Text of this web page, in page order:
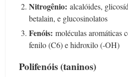
Nitrogênio: alcalóides,
betalain, e glucosinolatos
Fenóis: moléculas aromáticas
fenilo (C6) e hidroxilo (-OH)
Polifenóis (taninos)